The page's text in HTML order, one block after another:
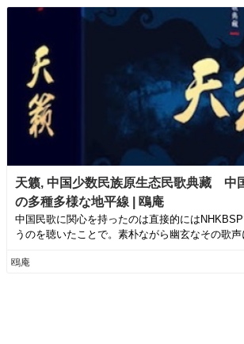
天籁, 中国少数民族原生态民歌典藏 中
の多種多様な地平線 | 鴎庵
中国民歌に関心を持ったのは直接的には
うのを聴いたことで。素朴ながら幽玄なその歌
鴎庵